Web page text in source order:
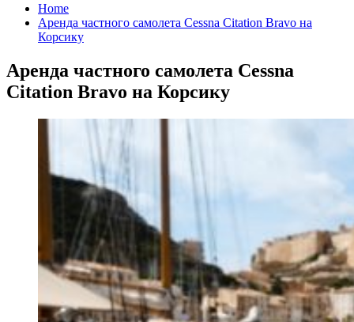
Home
Аренда частного самолета Cessna Citation Bravo на
Корсику
Аренда частного самолета Cessna
Citation Bravo на Корсику